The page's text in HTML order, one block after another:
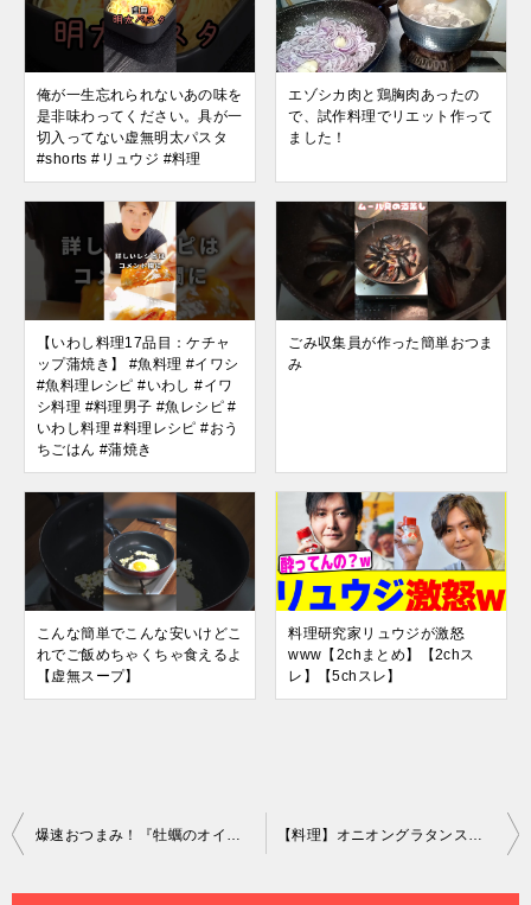
俺が一生忘れられないあの味を
是非味わってください。具が一
切入ってない虚無明太パスタ
#shorts #リュウジ #料理
エゾシカ肉と鶏胸肉あったの
で、試作料理でリエット作って
ました！
【いわし料理17品目：ケチャ
ップ蒲焼き】 #魚料理 #イワシ
#魚料理レシピ #いわし #イワ
シ料理 #料理男子 #魚レシピ #
いわし料理 #料理レシピ #おう
ちごはん #蒲焼き
ごみ収集員が作った簡単おつま
み
こんな簡単でこんな安いけどこ
れでご飯めちゃくちゃ食えるよ
【虚無スープ】
料理研究家リュウジが激怒
www【2chまとめ】【2chス
レ】【5chスレ】
投
#shorts #料理 #時短